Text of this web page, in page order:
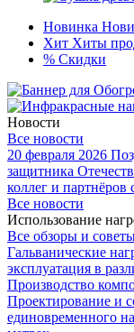
Новинка
Хит Хиты
% Скидки
Новости
Все новости
20 февраля 2026
защитника
коллег и
Все новости
Использование
Все обзоры и
Гальванические
эксплуатация в
Производство
Проектирование и
единовременного